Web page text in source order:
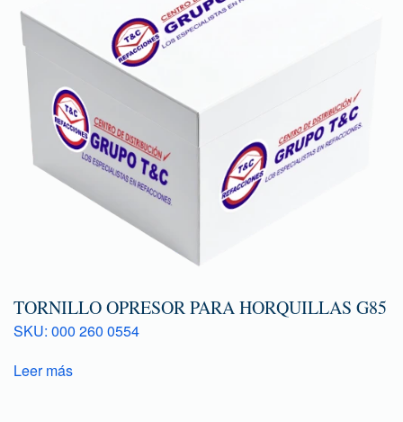
TORNILLO OPRESOR PARA HORQUILLAS G85
SKU: 000 260 0554
Leer más